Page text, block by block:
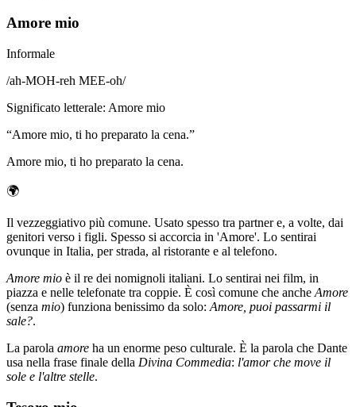
Amore mio
Informale
/ah-MOH-reh MEE-oh/
Significato letterale: Amore mio
“Amore mio, ti ho preparato la cena.”
Amore mio, ti ho preparato la cena.
🌍
Il vezzeggiativo più comune. Usato spesso tra partner e, a volte, dai
genitori verso i figli. Spesso si accorcia in 'Amore'. Lo sentirai
ovunque in Italia, per strada, al ristorante e al telefono.
Amore mio è il re dei nomignoli italiani. Lo sentirai nei film, in
piazza e nelle telefonate tra coppie. È così comune che anche Amore
(senza mio) funziona benissimo da solo: Amore, puoi passarmi il
sale?.
La parola amore ha un enorme peso culturale. È la parola che Dante
usa nella frase finale della Divina Commedia: l'amor che move il
sole e l'altre stelle.